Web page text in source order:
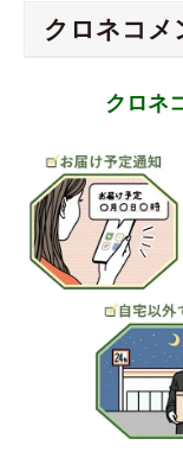
クロネコメ
クロネ